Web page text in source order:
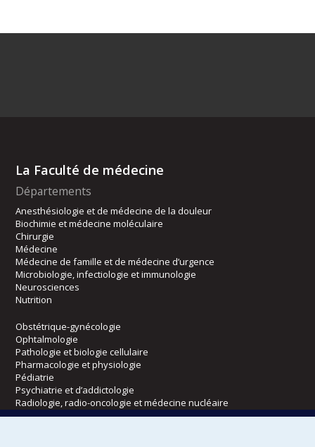
La Faculté de médecine
Départements
Anesthésiologie et de médecine de la douleur
Biochimie et médecine moléculaire
Chirurgie
Médecine
Médecine de famille et de médecine d’urgence
Microbiologie, infectiologie et immunologie
Neurosciences
Nutrition
Obstétrique-gynécologie
Ophtalmologie
Pathologie et biologie cellulaire
Pharmacologie et physiologie
Pédiatrie
Psychiatrie et d’addictologie
Radiologie, radio-oncologie et médecine nucléaire